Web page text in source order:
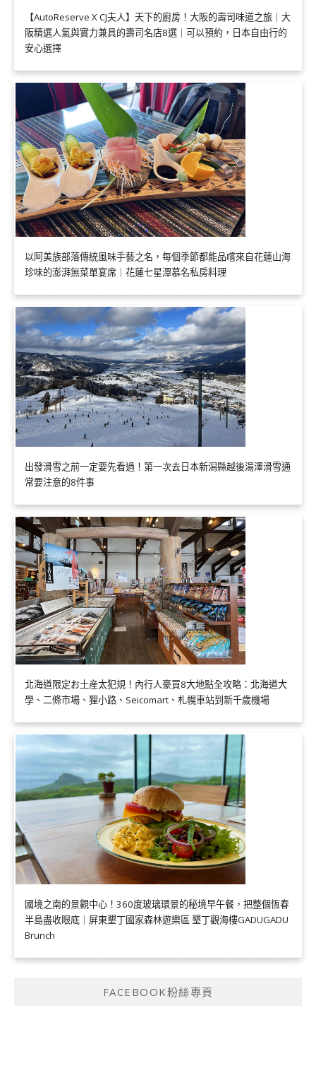
【AutoReserve X CJ夫人】天下的廚房！大阪的壽司味道之旅｜大
阪精選人氣與實力兼具的壽司名店8選｜可以預約，日本自由行的
安心選擇
以阿美族部落傳統風味手藝之名，每個季節都能品嚐來自花蓮山海
珍味的澎湃無菜單宴席｜花蓮七星潭慕名私房料理
出發滑雪之前一定要先看過！第一次去日本新潟縣越後湯澤滑雪通
常要注意的8件事
北海道限定お土産太犯規！內行人豪買8大地點全攻略：北海道大
學、二條市場、狸小路、Seicomart、札幌車站到新千歲機場
國境之南的景觀中心！360度玻璃環景的秘境早午餐，把整個恆春
半島盡收眼底｜屏東墾丁國家森林遊樂區 墾丁觀海樓GADUGADU
Brunch
FACEBOOK粉絲專頁